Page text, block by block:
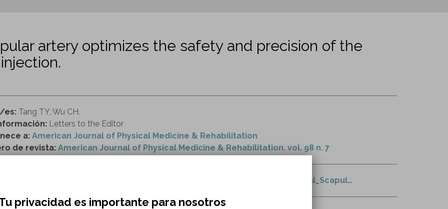
artery optimizes the safety and precision of the
es: Tang TY, Wu CH.
Letters to the Editor
a: American Journal of Physical Medicine & Rehabilitation
de revista: American Journal of Physical Medicine & Rehabilitation. vol. 98 n. 7
journals.lww.com/ajpmr/Fulltext/2019/07000/Identifying_the_Dorsal_Scapul…
privacidad es importante para nosotros